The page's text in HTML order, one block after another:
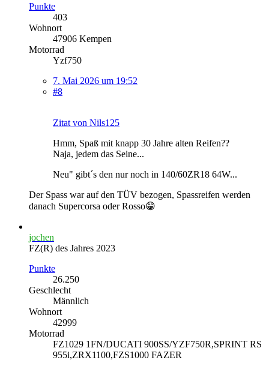
Punkte
403
Wohnort
47906 Kempen
Motorrad
Yzf750
7. Mai 2026 um 19:52
#8
Zitat von Nils125
Hmm, Spaß mit knapp 30 Jahre alten Reifen??
Naja, jedem das Seine...
Neu" gibt´s den nur noch in 140/60ZR18 64W...
Der Spass war auf den TÜV bezogen, Spassreifen werden
danach Supercorsa oder Rosso😁
jochen
FZ(R) des Jahres 2023
Punkte
26.250
Geschlecht
Männlich
Wohnort
42999
Motorrad
FZ1029 1FN/DUCATI 900SS/YZF750R,SPRINT RS
955i,ZRX1100,FZS1000 FAZER